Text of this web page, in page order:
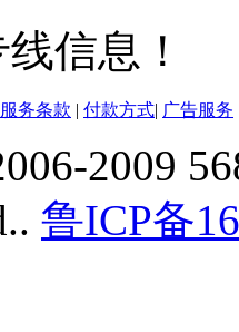
信息！
服务条款 | 付款方式| 广告服务
2009
鲁ICP备